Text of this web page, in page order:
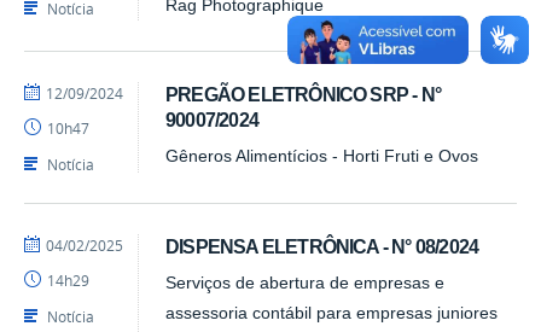
Rag Photographique
Notícia
PREGÃO ELETRÔNICO SRP - N°
90007/2024
Gêneros Alimentícios - Horti Fruti e Ovos
por
-
PRA
publicado
12/09/2024
10h47
Notícia
DISPENSA ELETRÔNICA - N° 08/2024
Serviços de abertura de empresas e
assessoria contábil para empresas juniores
por
-
PRA
publicado
04/02/2025
14h29
Notícia